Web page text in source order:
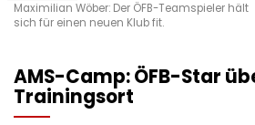
Maximilian Wöber: Der ÖFB-Teamspieler hält
sich für einen neuen Klub fit.
AMS-Camp: ÖFB-Star
Trainingsort